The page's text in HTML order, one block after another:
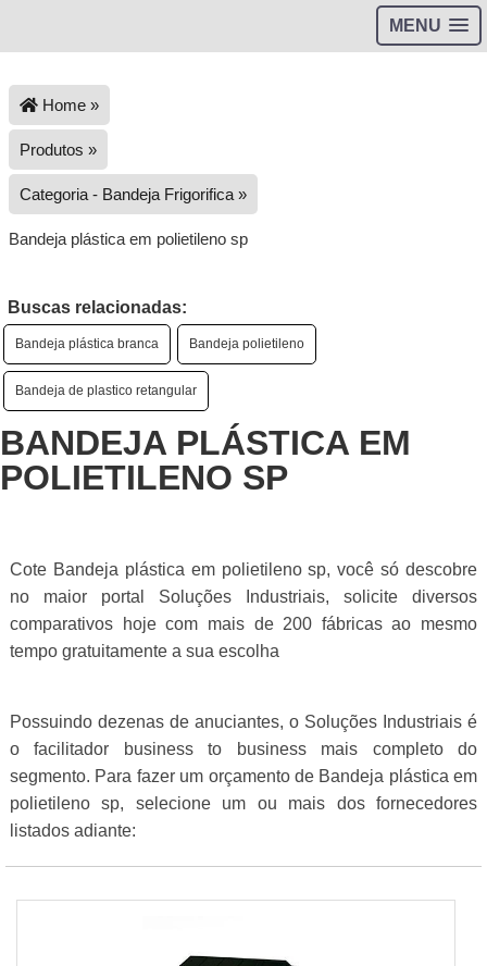
MENU
Home »
Produtos »
Categoria - Bandeja Frigorifica »
Bandeja plástica em polietileno sp
Buscas relacionadas:
Bandeja plástica branca Bandeja polietileno
Bandeja de plastico retangular
BANDEJA PLÁSTICA EM
POLIETILENO SP
Cote Bandeja plástica em polietileno sp, você só descobre
no maior portal Soluções Industriais, solicite diversos
comparativos hoje com mais de 200 fábricas ao mesmo
tempo gratuitamente a sua escolha
Possuindo dezenas de anuciantes, o Soluções Industriais é
o facilitador business to business mais completo do
segmento. Para fazer um orçamento de Bandeja plástica em
polietileno sp, selecione um ou mais dos fornecedores
listados adiante: